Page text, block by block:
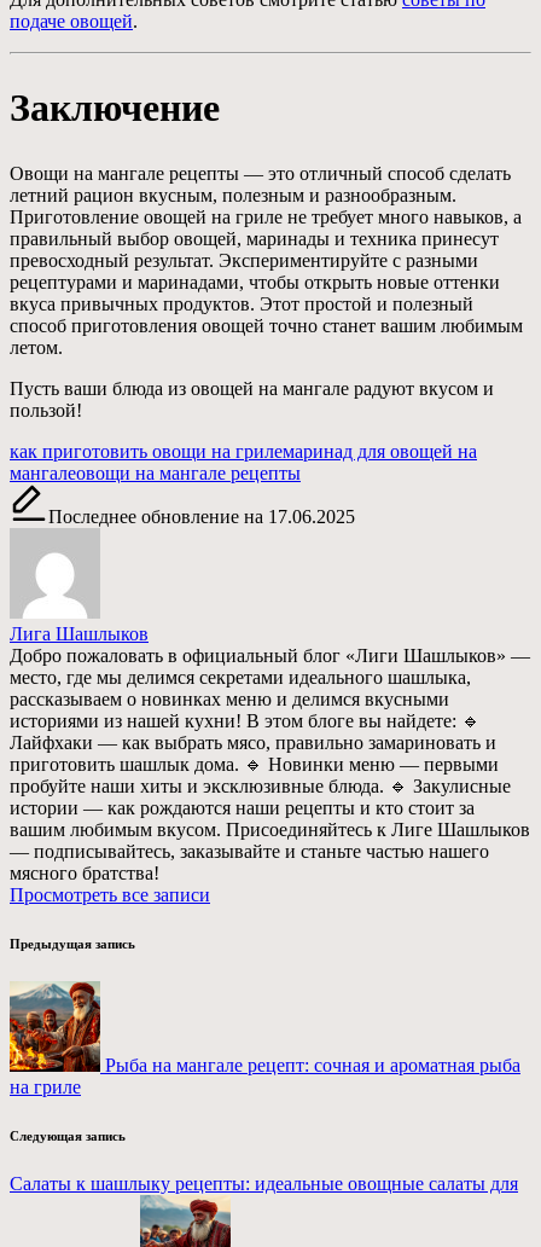
подаче овощей.
Заключение
Овощи на мангале рецепты — это отличный способ сделать
летний рацион вкусным, полезным и разнообразным.
Приготовление овощей на гриле не требует много навыков, а
правильный выбор овощей, маринады и техника принесут
превосходный результат. Экспериментируйте с разными
рецептурами и маринадами, чтобы открыть новые оттенки
вкуса привычных продуктов. Этот простой и полезный
способ приготовления овощей точно станет вашим любимым
летом.
Пусть ваши блюда из овощей на мангале радуют вкусом и
пользой!
Метки:
как приготовить овощи на грилемаринад для овощей на
мангалеовощи на мангале рецепты
Последнее обновление на 17.06.2025
Лига Шашлыков
Добро пожаловать в официальный блог «Лиги Шашлыков» —
место, где мы делимся секретами идеального шашлыка,
рассказываем о новинках меню и делимся вкусными
историями из нашей кухни! В этом блоге вы найдете: 🔹
Лайфхаки — как выбрать мясо, правильно замариновать и
приготовить шашлык дома. 🔹 Новинки меню — первыми
пробуйте наши хиты и эксклюзивные блюда. 🔹 Закулисные
истории — как рождаются наши рецепты и кто стоит за
вашим любимым вкусом. Присоединяйтесь к Лиге Шашлыков
— подписывайтесь, заказывайте и станьте частью нашего
мясного братства!
Просмотреть все записи
Навигация
по
записям
Предыдущая запись
Рыба на мангале рецепт: сочная и ароматная рыба
на гриле
Следующая запись
Салаты к шашлыку рецепты: идеальные овощные салаты для